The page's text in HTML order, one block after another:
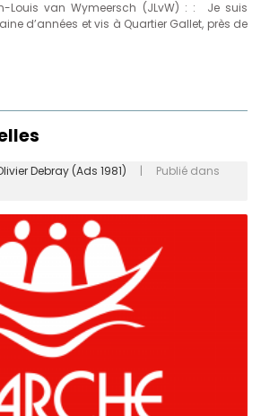
Louis van Wymeersch (JLvW) : : Je suis
d’années et vis à Quartier Gallet, près de
Debray (Ads 1981) | Publié dans